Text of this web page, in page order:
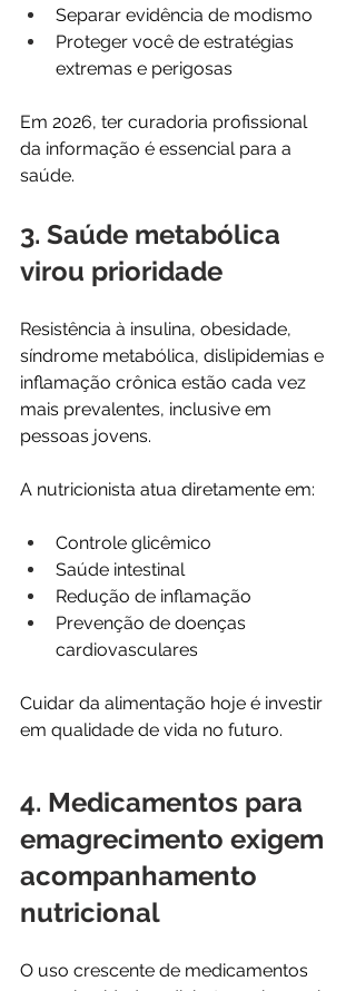
Separar evidência de modismo
Proteger você de estratégias
extremas e perigosas
Em 2026, ter curadoria profissional
da informação é essencial para a
saúde.
3. Saúde metabólica
virou prioridade
Resistência à insulina, obesidade,
síndrome metabólica, dislipidemias e
inflamação crônica estão cada vez
mais prevalentes, inclusive em
pessoas jovens.
A nutricionista atua diretamente em:
Controle glicêmico
Saúde intestinal
Redução de inflamação
Prevenção de doenças
cardiovasculares
Cuidar da alimentação hoje é investir
em qualidade de vida no futuro.
4. Medicamentos para
emagrecimento exigem
acompanhamento
nutricional
O uso crescente de medicamentos